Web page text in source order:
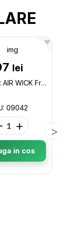
lei
Odorizant AIR WICK Freshmatic Spray Rezerva Jasmin, 250ml 09042
09042
- +
in cos